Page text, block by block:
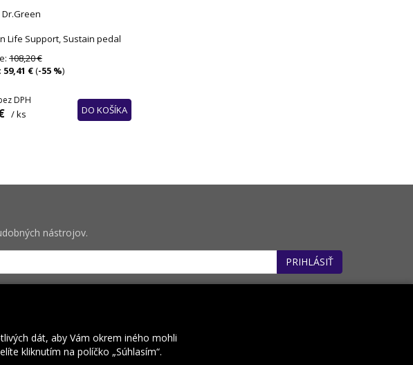
Life Support, Sustain pedal
108,20 €
59,41 €(-55 %)
DPH
/ ks DO KOŠÍKA
nástrojov.
PRIHLÁSIŤ
Kalendár podujatí Kontakt
dát, aby Vám okrem iného mohli
kliknutím na políčko „Súhlasím“.